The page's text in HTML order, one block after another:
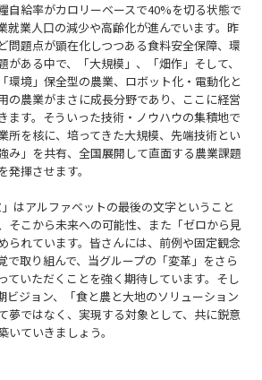
自給率がカロリーベースで40%を切る状態で
就業人口の減少や高齢化が進んでいます。昨
問題点が顕在化しつつある食料安全保障、環
がある中で、「大規模」、「畑作」そして、
環境」保全型の農業、ロボット化・電動化と
の農業がまさに成長分野であり、ここに経営
ます。そういった技術・ノウハウの集積地で
所を核に、培ってきた大規模、先端技術とい
み」を共有、全国展開して直面する農業課題
揮させます。
はアルファベットの最後の文字ということ
そこから未来への可能性、また「ゼロから見
られています。皆さんには、前例や固定観念
で取り組んで、当グループの「変革」をさら
ていただくことを強く期待しています。そし
ビジョン、「食と農と大地のソリューション
夢ではなく、実現する対象として、共に鋭意
ていきましょう。